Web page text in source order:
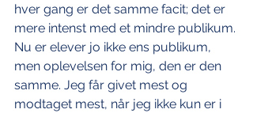
hver gang er det samme facit; det er
mere intenst med et mindre publikum.
Nu er elever jo ikke ens publikum,
men oplevelsen for mig, den er den
samme. Jeg får givet mest og
modtaget mest, når jeg ikke kun er i